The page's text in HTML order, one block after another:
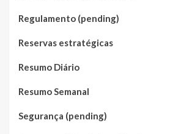
Regulamento (pending)
Reservas estratégicas
Resumo Diário
Resumo Semanal
Segurança (pending)